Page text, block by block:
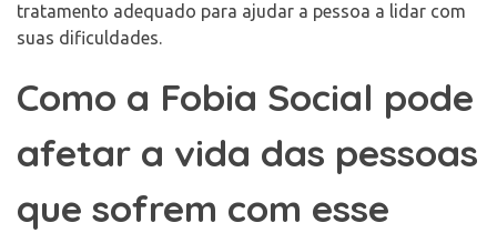
tratamento adequado para ajudar a pessoa a lidar com
suas dificuldades.
Como a Fobia Social pode
afetar a vida das pessoas
que sofrem com esse